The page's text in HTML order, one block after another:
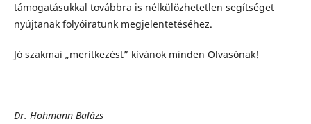
támogatásukkal továbbra is nélkülözhetetlen segítséget
nyújtanak folyóiratunk megjelentetéséhez.
Jó szakmai „merítkezést” kívánok minden Olvasónak!
Dr. Hohmann Balázs